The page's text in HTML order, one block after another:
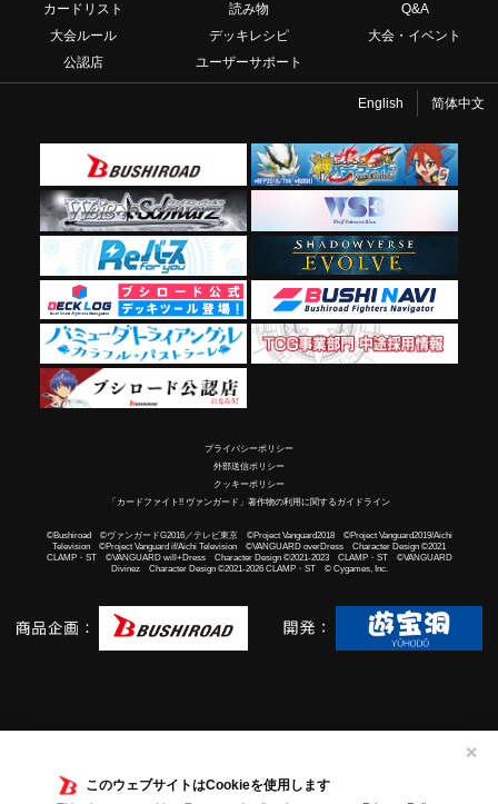
このウェブサイトはCookieを使用します
✕
カードリスト
読み物
Q&A
大会ルール
デッキレシピ
大会・イベント
公認店
ユーザーサポート
English 简体中文
プライバシーポリシー
外部送信ポリシー
クッキーポリシー
「カードファイト!! ヴァンガード」著作物の利用に関するガイドライン
©Bushiroad ©ヴァンガードG2016／テレビ東京 ©Project Vanguard2018 ©Project Vanguard2019/Aichi
Television ©Project Vanguard if/Aichi Television ©VANGUARD overDress Character Design ©2021
CLAMP・ST ©VANGUARD will+Dress Character Design ©2021-2023 CLAMP・ST ©VANGUARD
Divinez Character Design ©2021-2026 CLAMP・ST © Cygames, Inc.